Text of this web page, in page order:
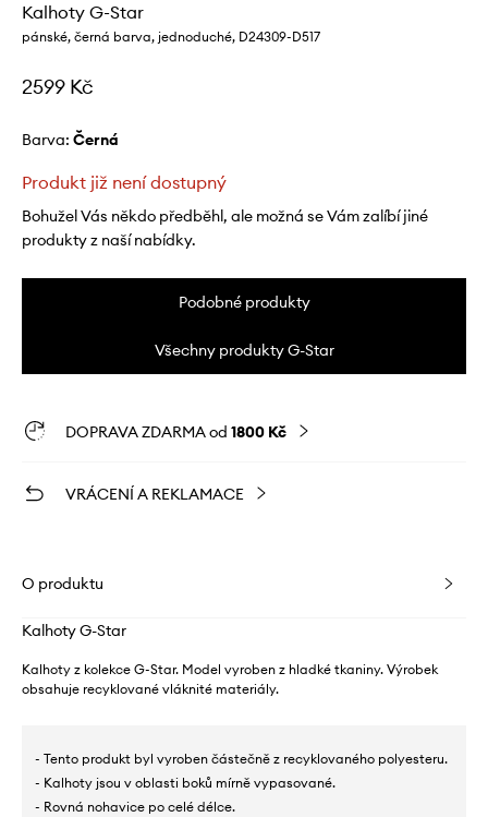
Kalhoty G-Star
pánské, černá barva, jednoduché, D24309-D517
2599 Kč
Barva: černá
Produkt již není dostupný
Bohužel Vás někdo předběhl, ale možná se Vám zalíbí jiné
produkty z naší nabídky.
Podobné produkty
Všechny produkty G-Star
DOPRAVA ZDARMA od 1800 Kč
VRÁCENÍ A REKLAMACE
O produktu
Kalhoty G-Star
Kalhoty z kolekce G-Star. Model vyroben z hladké tkaniny. Výrobek
obsahuje recyklované vláknité materiály.
- Tento produkt byl vyroben částečně z recyklovaného polyesteru.
- Kalhoty jsou v oblasti boků mírně vypasované.
- Rovná nohavice po celé délce.